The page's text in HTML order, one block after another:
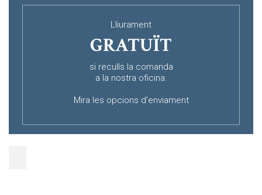
Lliurament
GRATUÏT
si reculls la comanda
a la nostra oficina.
Mira les opcions d'enviament